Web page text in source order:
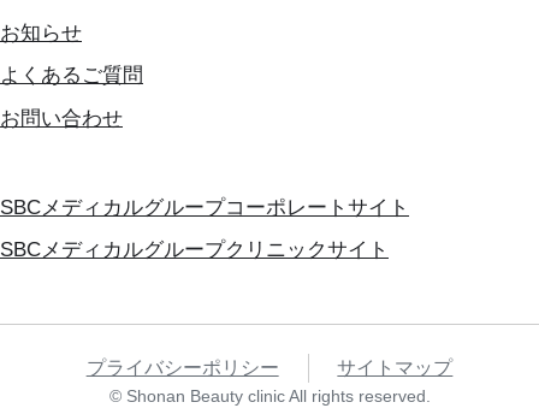
お知らせ
よくあるご質問
お問い合わせ
SBCメディカルグループコーポレートサイト
SBCメディカルグループクリニックサイト
プライバシーポリシー サイトマップ
© Shonan Beauty clinic All rights reserved.